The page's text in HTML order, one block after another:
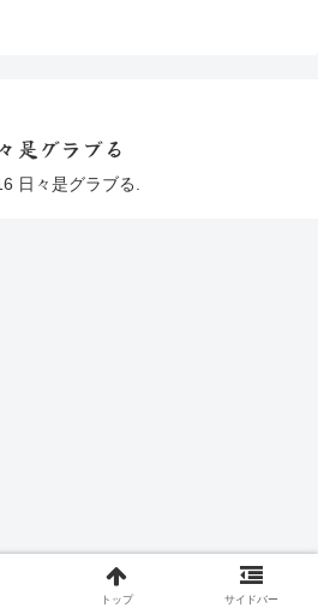
是グラブる
日々是グラブる.
トップ サイドバー